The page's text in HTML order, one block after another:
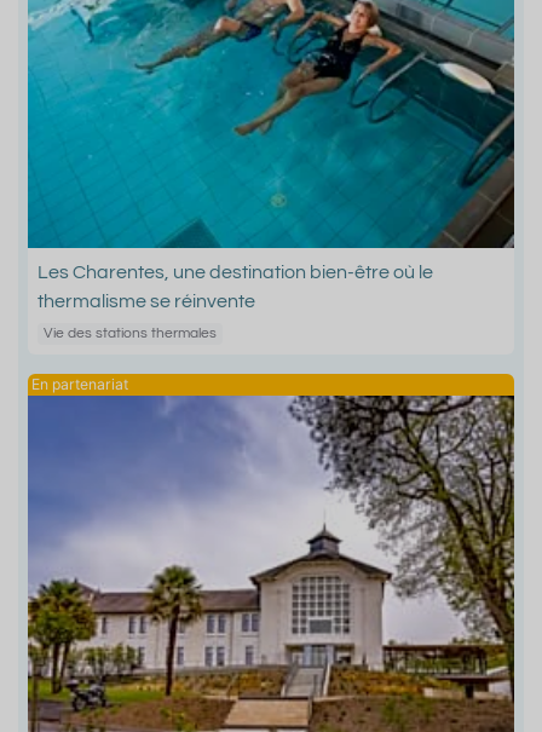
Les Charentes, une destination bien-être où le
thermalisme se réinvente
Vie des stations thermales